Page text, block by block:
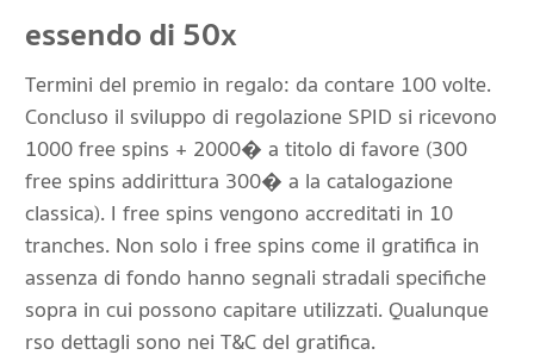
essendo di 50x
Termini del premio in regalo: da contare 100 volte.
Concluso il sviluppo di regolazione SPID si ricevono
1000 free spins + 2000� a titolo di favore (300
free spins addirittura 300� a la catalogazione
classica). I free spins vengono accreditati in 10
tranches. Non solo i free spins come il gratifica in
assenza di fondo hanno segnali stradali specifiche
sopra in cui possono capitare utilizzati. Qualunque
rso dettagli sono nei T&C del gratifica.